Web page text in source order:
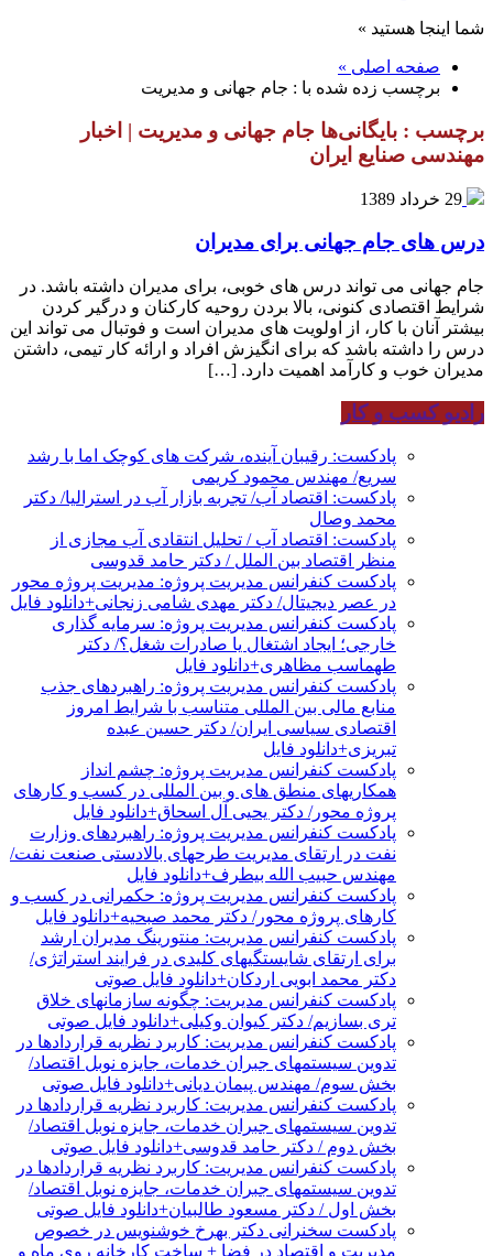
شما اینجا هستید »
صفحه اصلی »
برچسب زده شده با : جام جهانی و مدیریت
برچسب : بایگانی‌ها جام جهانی و مدیریت | اخبار
مهندسی صنایع ایران
29 خرداد 1389
درس های جام جهانی برای مدیران
جام جهانی می تواند درس های خوبی، برای مدیران داشته باشد. در
شرایط اقتصادی کنونی، بالا بردن روحیه کارکنان و درگیر کردن
بیشتر آنان با کار، از اولویت های مدیران است و فوتبال می تواند این
درس را داشته باشد که برای انگیزش افراد و ارائه کار تیمی، داشتن
مدیران خوب و کارآمد اهمیت دارد. […]
رادیو کسب و کار
پادکست: رقیبان آینده، شرکت های کوچک اما با رشد
سریع/ مهندس محمود کریمی
پادکست: اقتصاد آب/ تجربه بازار آب در استرالیا/ دکتر
محمد وصال
پادکست: اقتصاد آب / تحلیل انتقادی آب مجازی از
منظر اقتصاد بین الملل / دکتر حامد قدوسی
پادکست کنفرانس مدیریت پروژه: مدیریت پروژه محور
در عصر دیجیتال/ دکتر مهدی شامی زنجانی+دانلود فایل
پادکست کنفرانس مدیریت پروژه: سرمایه گذاری
خارجی؛ ایجاد اشتغال یا صادرات شغل؟/ دکتر
طهماسب مظاهری+دانلود فایل
پادکست کنفرانس مدیریت پروژه: راهبردهای جذب
منابع مالی بین المللی متناسب با شرایط امروز
اقتصادی سیاسی ایران/ دکتر حسین عبده
تبریزی+دانلود فایل
پادکست کنفرانس مدیریت پروژه: چشم انداز
همکاریهای منطق های و بین المللی در کسب و کارهای
پروژه محور/ دکتر یحیی آل اسحاق+دانلود فایل
پادکست کنفرانس مدیریت پروژه: راهبردهای وزارت
نفت در ارتقای مدیریت طرحهای بالادستی صنعت نفت/
مهندس حبیب الله بیطرف+دانلود فایل
پادکست کنفرانس مدیریت پروژه: حکمرانی در کسب و
کارهای پروژه محور/ دکتر محمد صبحیه+دانلود فایل
پادکست کنفرانس مدیریت: منتورینگ مدیران ارشد
برای ارتقای شایستگیهای کلیدی در فرایند استراتژی/
دکتر محمد ابویی اردکان+دانلود فایل صوتی
پادکست کنفرانس مدیریت: چگونه سازمانهای خلاق
تری بسازیم/ دکتر کیوان وکیلی+دانلود فایل صوتی
پادکست کنفرانس مدیریت: کاربرد نظریه قراردادها در
تدوین سیستمهای جبران خدمات، جایزه نوبل اقتصاد/
بخش سوم/ مهندس پیمان دیانی+دانلود فایل صوتی
پادکست کنفرانس مدیریت: کاربرد نظریه قراردادها در
تدوین سیستمهای جبران خدمات، جایزه نوبل اقتصاد/
بخش دوم / دکتر حامد قدوسی+دانلود فایل صوتی
پادکست کنفرانس مدیریت: کاربرد نظریه قراردادها در
تدوین سیستمهای جبران خدمات، جایزه نوبل اقتصاد/
بخش اول / دکتر مسعود طالبیان+دانلود فایل صوتی
پادکست سخنرانی دکتر بهرخ خوشنویس در خصوص
مدیریت و اقتصاد در فضا + ساخت کارخانه روی ماه و